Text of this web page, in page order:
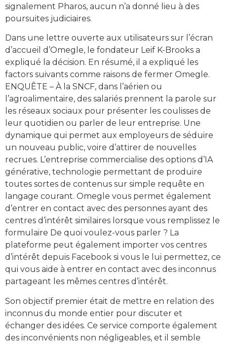
signalement Pharos, aucun n’a donné lieu à des
poursuites judiciaires.
Dans une lettre ouverte aux utilisateurs sur l’écran
d’accueil d’Omegle, le fondateur Leif K-Brooks a
expliqué la décision. En résumé, il a expliqué les
factors suivants comme raisons de fermer Omegle.
ENQUÊTE – À la SNCF, dans l’aérien ou
l’agroalimentaire, des salariés prennent la parole sur
les réseaux sociaux pour présenter les coulisses de
leur quotidien ou parler de leur entreprise. Une
dynamique qui permet aux employeurs de séduire
un nouveau public, voire d’attirer de nouvelles
recrues. L’entreprise commercialise des options d’IA
générative, technologie permettant de produire
toutes sortes de contenus sur simple requête en
langage courant. Omegle vous permet également
d’entrer en contact avec des personnes ayant des
centres d’intérêt similaires lorsque vous remplissez le
formulaire De quoi voulez-vous parler ? La
plateforme peut également importer vos centres
d’intérêt depuis Facebook si vous le lui permettez, ce
qui vous aide à entrer en contact avec des inconnus
partageant les mêmes centres d’intérêt.
Son objectif premier était de mettre en relation des
inconnus du monde entier pour discuter et
échanger des idées. Ce service comporte également
des inconvénients non négligeables, et il semble